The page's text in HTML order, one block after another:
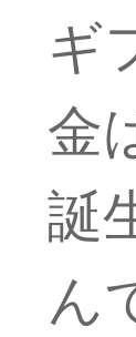
ギ
金
誕
ん